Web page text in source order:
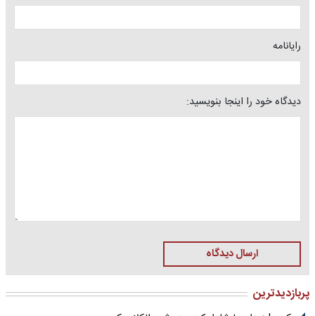
رایانامه
دیدگاه خود را اینجا بنویسید:
ارسال دیدگاه
پربازدیدترین